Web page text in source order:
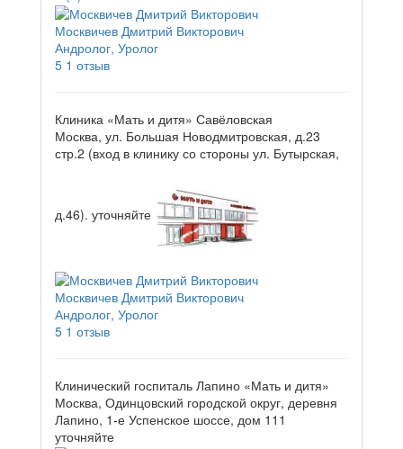
Москвичев Дмитрий Викторович
Андролог, Уролог
5 1 отзыв
Клиника «Мать и дитя» Савёловская
Москва, ул. Большая Новодмитровская, д.23
стр.2 (вход в клинику со стороны ул. Бутырская,
д.46). уточняйте
Москвичев Дмитрий Викторович
Андролог, Уролог
5 1 отзыв
Клинический госпиталь Лапино «Мать и дитя»
Москва, Одинцовский городской округ, деревня
Лапино, 1-е Успенское шоссе, дом 111
уточняйте